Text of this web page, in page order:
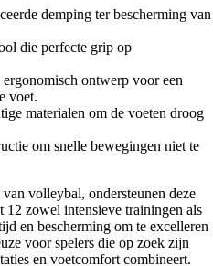
demping ter bescherming van
die perfecte grip op
ergonomisch ontwerp voor een
voet.
materialen om de voeten droog
om snelle bewegingen niet te
volleybal, ondersteunen deze
12 zowel intensieve trainingen als
en bescherming om te excelleren
voor spelers die op zoek zijn
en voetcomfort combineert.